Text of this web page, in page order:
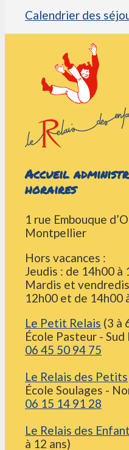
Calendrier des
Accueil
horaires
1 rue Embouque
Montpellier
Hors vacances :
Jeudis : de 14h00 à
Mardis et
12h00 et de 14h00
Le Petit Relais (3 à
École Pasteur - Sud
06 45 50 94 75
Le Relais des Petits
École Soulages -
06 15 14 91 28
Le Relais des
à 12 ans)